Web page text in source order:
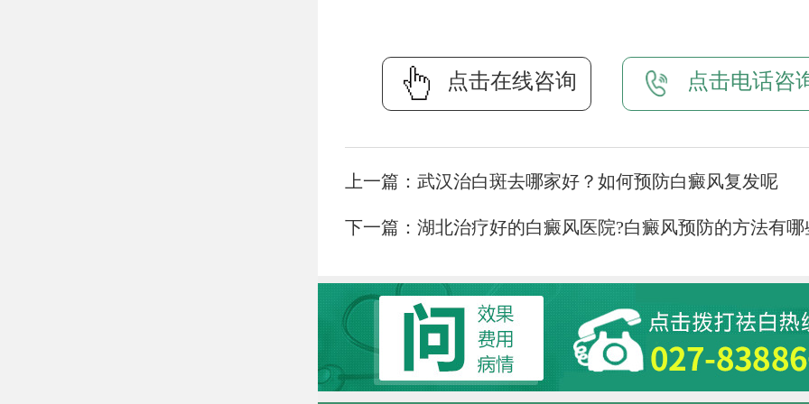
点击在线咨询 点击电话咨
上一篇： 武汉治白斑去哪家好？如何预防白癜风复发呢
下一篇： 湖北治疗好的白癜风医院?白癜风预防的方法有哪